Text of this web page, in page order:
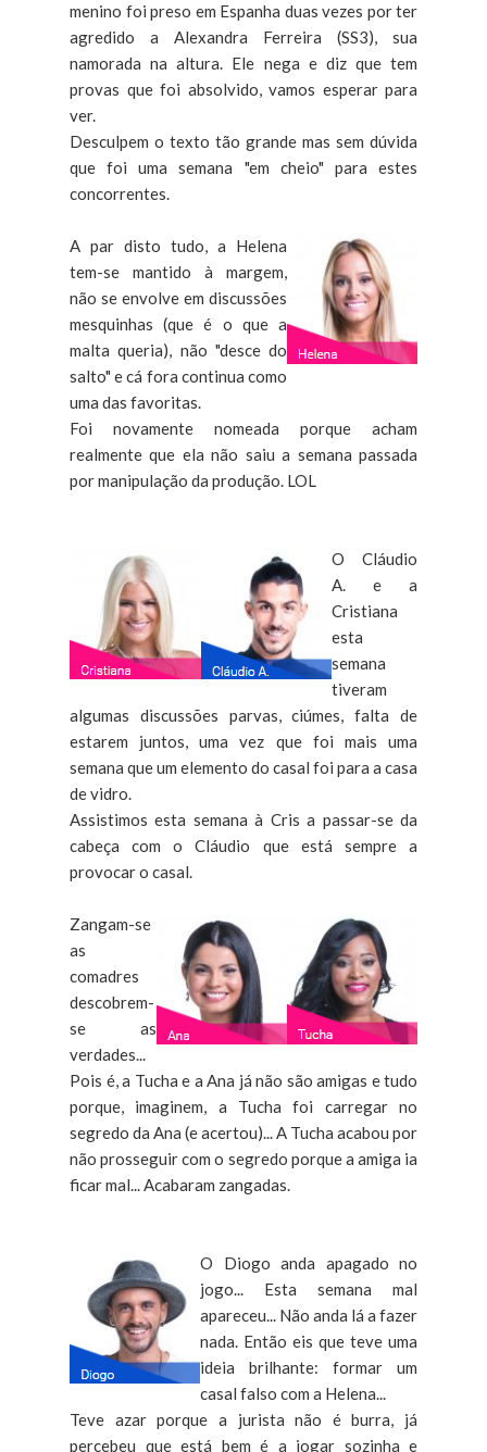
menino foi preso em Espanha duas vezes por ter
agredido a Alexandra Ferreira (SS3), sua
namorada na altura. Ele nega e diz que tem
provas que foi absolvido, vamos esperar para
ver.
Desculpem o texto tão grande mas sem dúvida
que foi uma semana "em cheio" para estes
concorrentes.
A par disto tudo, a Helena
tem-se mantido à margem,
não se envolve em discussões
mesquinhas (que é o que a
malta queria), não "desce do
salto" e cá fora continua como
uma das favoritas.
Foi novamente nomeada porque acham
realmente que ela não saiu a semana passada
por manipulação da produção. LOL
O Cláudio
A. e a
Cristiana
esta
semana
tiveram
algumas discussões parvas, ciúmes, falta de
estarem juntos, uma vez que foi mais uma
semana que um elemento do casal foi para a casa
de vidro.
Assistimos esta semana à Cris a passar-se da
cabeça com o Cláudio que está sempre a
provocar o casal.
Zangam-se
as
comadres
descobrem-
se as
verdades...
Pois é, a Tucha e a Ana já não são amigas e tudo
porque, imaginem, a Tucha foi carregar no
segredo da Ana (e acertou)... A Tucha acabou por
não prosseguir com o segredo porque a amiga ia
ficar mal... Acabaram zangadas.
O Diogo anda apagado no
jogo... Esta semana mal
apareceu... Não anda lá a fazer
nada. Então eis que teve uma
ideia brilhante: formar um
casal falso com a Helena...
Teve azar porque a jurista não é burra, já
percebeu que está bem é a jogar sozinha e